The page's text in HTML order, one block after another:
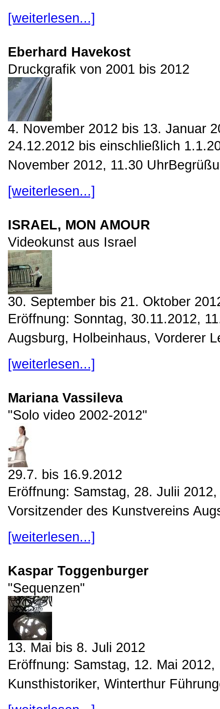
[weiterlesen...]
Eberhard Havekost
Druckgrafik von 2001 bis 2012
4. November 2012 bis 13. Januar
24.12.2012 bis einschließlich
November 2012, 11.30
[weiterlesen...]
ISRAEL, MON AMOUR
Videokunst aus Israel
30. September bis 21. Oktober
Eröffnung: Sonntag, 30.11.2012,
Augsburg, Holbeinhaus, Vorderer
[weiterlesen...]
Mariana Vassileva
"Solo video 2002-2012"
29.7. bis 16.9.2012
Eröffnung: Samstag, 28. Julii
Vorsitzender des Kunstvereins
[weiterlesen...]
Kaspar Toggenburger
"Sequenzen"
13. Mai bis 8. Juli 2012
Eröffnung: Samstag, 12. Mai
Kunsthistoriker, Winterthur